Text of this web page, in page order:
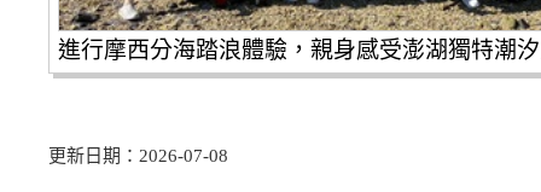
進行摩西分海踏浪體驗，親身感受澎湖獨特潮
更新日期：2026-07-08